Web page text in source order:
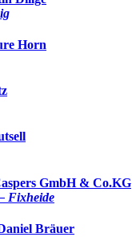
Horn
GmbH & Co.KG
Fixheide
Bräuer